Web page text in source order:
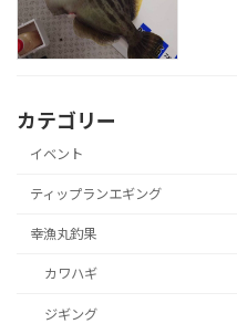
カテゴリー
イベント
ティップランエギング
幸漁丸釣果
カワハギ
ジギング